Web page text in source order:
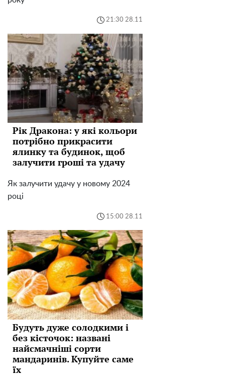
21:30 28.11
Рік Дракона: у які кольори
потрібно прикрасити
ялинку та будинок, щоб
залучити гроші та удачу
Як залучити удачу у новому 2024
році
15:00 28.11
Будуть дуже солодкими і
без кісточок: названі
найсмачніші сорти
мандаринів. Купуйте саме
їх